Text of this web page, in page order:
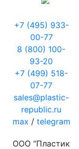
+7 (495) 933-
00-77
8 (800) 100-
93-20
+7 (499) 518-
07-77
sales@plastic-
republic.ru
max / telegram
ООО “Пластик